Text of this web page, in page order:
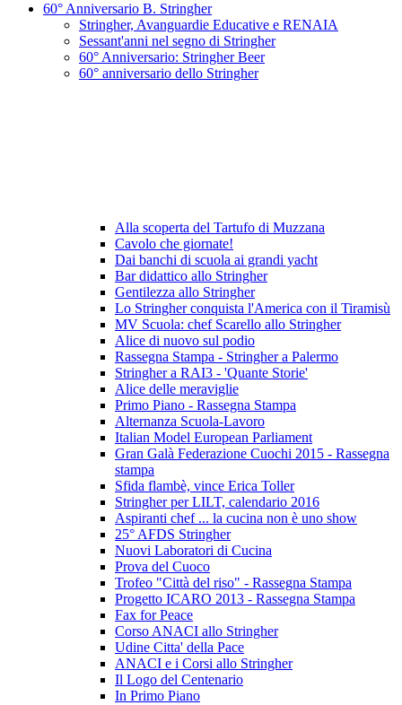
60° Anniversario B. Stringher
Stringher, Avanguardie Educative e RENAIA
Sessant'anni nel segno di Stringher
60° Anniversario: Stringher Beer
60° anniversario dello Stringher
Alla scoperta del Tartufo di Muzzana
Cavolo che giornate!
Dai banchi di scuola ai grandi yacht
Bar didattico allo Stringher
Gentilezza allo Stringher
Lo Stringher conquista l'America con il Tiramisù
MV Scuola: chef Scarello allo Stringher
Alice di nuovo sul podio
Rassegna Stampa - Stringher a Palermo
Stringher a RAI3 - 'Quante Storie'
Alice delle meraviglie
Primo Piano - Rassegna Stampa
Alternanza Scuola-Lavoro
Italian Model European Parliament
Gran Galà Federazione Cuochi 2015 - Rassegna
stampa
Sfida flambè, vince Erica Toller
Stringher per LILT, calendario 2016
Aspiranti chef ... la cucina non è uno show
25° AFDS Stringher
Nuovi Laboratori di Cucina
Prova del Cuoco
Trofeo "Città del riso" - Rassegna Stampa
Progetto ICARO 2013 - Rassegna Stampa
Fax for Peace
Corso ANACI allo Stringher
Udine Citta' della Pace
ANACI e i Corsi allo Stringher
Il Logo del Centenario
In Primo Piano